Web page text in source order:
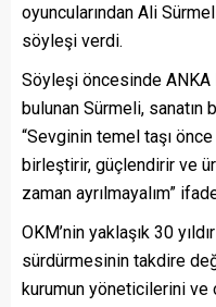
oyuncularından Ali
söyleşi verdi.
Söyleşi öncesinde ANKA
bulunan Sürmeli,
“Sevginin temel taşı
birleştirir, güçlendirir ve
zaman ayrılmayalım”
OKM’nin yaklaşık 30
sürdürmesinin takdire
kurumun yöneticilerini ve